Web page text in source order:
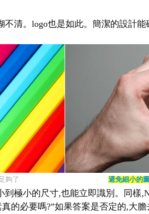
清。logo也是如此。簡潔的設計
夠了 避免細小的
極小的尺寸,也能立即識別。同樣
的必要嗎?”如果答案是否定的,大